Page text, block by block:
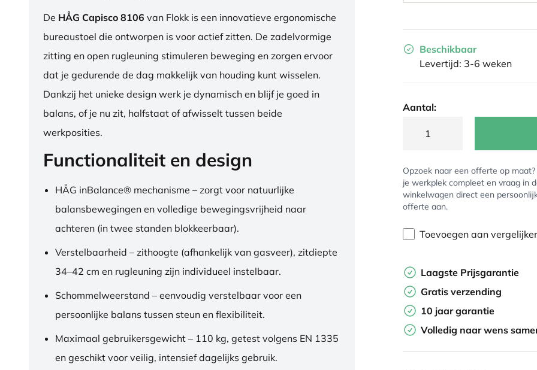
De HÅG Capisco 8106 van Flokk is een innovatieve ergonomische
bureaustoel die ontworpen is voor actief zitten. De zadelvormige
zitting en open rugleuning stimuleren beweging en zorgen ervoor
dat je gedurende de dag makkelijk van houding kunt wisselen.
Dankzij het unieke design werk je dynamisch en blijf je goed in
balans, of je nu zit, halfstaat of afwisselt tussen beide
werkposities.
Functionaliteit en design
HÅG inBalance® mechanisme – zorgt voor natuurlijke
balansbewegingen en volledige bewegingsvrijheid naar
achteren (in twee standen blokkeerbaar).
Verstelbaarheid – zithoogte (afhankelijk van gasveer), zitdiepte
34–42 cm en rugleuning zijn individueel instelbaar.
Schommelweerstand – eenvoudig verstelbaar voor een
persoonlijke balans tussen steun en flexibiliteit.
Maximaal gebruikersgewicht – 110 kg, getest volgens EN 1335
en geschikt voor veilig, intensief dagelijks gebruik.
Beschikbaar
Levertijd: 3-6 weken
Aantal:
Opzoek naar een offerte op
je werkplek compleet en vraag in
winkelwagen direct een
offerte aan.
Toevoegen aan vergelijker
Laagste Prijsgarantie
Gratis verzending
10 jaar garantie
Volledig naar wens